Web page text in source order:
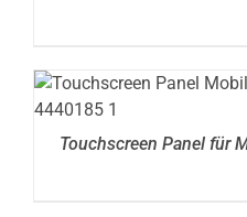
Touchscreen Panel für